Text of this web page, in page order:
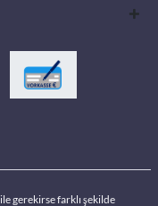
ile gerekirse farklı şekilde